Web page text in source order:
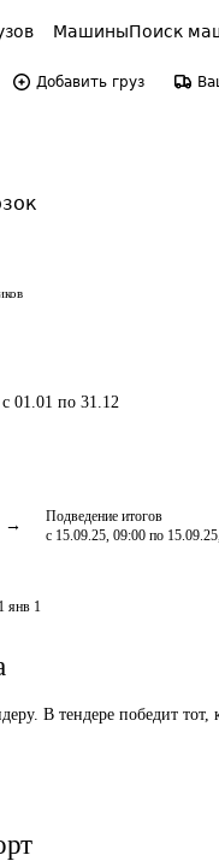
МашиныПоиск
Добавить груз
с 01.01 по 31.12
Подведение итогов
с 15.09.25, 09:00 по
1 янв 1
В тендере победит